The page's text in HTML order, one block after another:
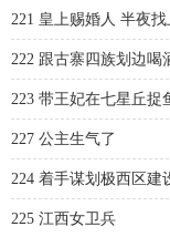
221 皇上赐婚人 半夜找
222 跟古寨四族划边喝
223 带王妃在七星丘捉
227 公主生气了
224 着手谋划极西区建
225 江西女卫兵